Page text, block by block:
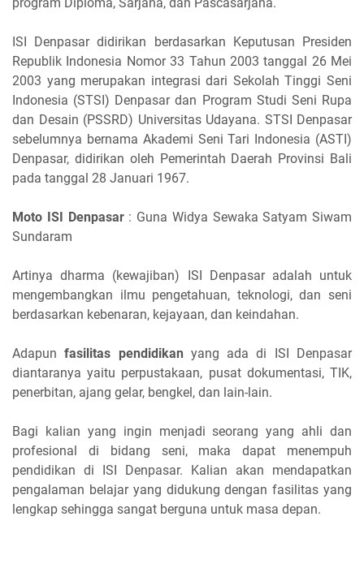
ISI Denpasar didirikan berdasarkan Keputusan Presiden
Republik Indonesia Nomor 33 Tahun 2003 tanggal 26 Mei
2003 yang merupakan integrasi dari Sekolah Tinggi Seni
Indonesia (STSI) Denpasar dan Program Studi Seni Rupa
dan Desain (PSSRD) Universitas Udayana. STSI Denpasar
sebelumnya bernama Akademi Seni Tari Indonesia (ASTI)
Denpasar, didirikan oleh Pemerintah Daerah Provinsi Bali
pada tanggal 28 Januari 1967.
Moto ISI Denpasar : Guna Widya Sewaka Satyam Siwam
Sundaram
Artinya dharma (kewajiban) ISI Denpasar adalah untuk
mengembangkan ilmu pengetahuan, teknologi, dan seni
berdasarkan kebenaran, kejayaan, dan keindahan.
Adapunfasilitas pendidikan yang ada di ISI Denpasar
diantaranya yaitu perpustakaan, pusat dokumentasi, TIK,
penerbitan, ajang gelar, bengkel, dan lain-lain.
Bagi kalian yang ingin menjadi seorang yang ahli dan
profesional di bidang seni, maka dapat menempuh
pendidikan di ISI Denpasar. Kalian akan mendapatkan
pengalaman belajar yang didukung dengan fasilitas yang
lengkap sehingga sangat berguna untuk masa depan.